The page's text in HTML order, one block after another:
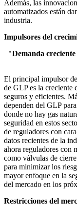
Además, las
automatizados están
industria.
Impulsores del
"Demanda creciente
El principal impulsor
de GLP es la creciente
seguros y eficientes.
dependen del GLP
donde no hay gas
seguridad en estos
de reguladores con
datos recientes de la
ahora reguladores con
como válvulas de
para minimizar los
mayor enfoque en la
del mercado en los
Restricciones del